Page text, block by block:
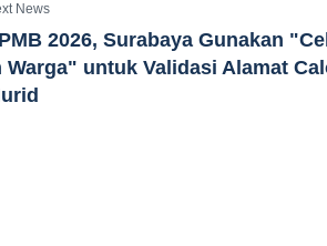
News
2026, Surabaya Gunakan
Warga" untuk Validasi Alamat